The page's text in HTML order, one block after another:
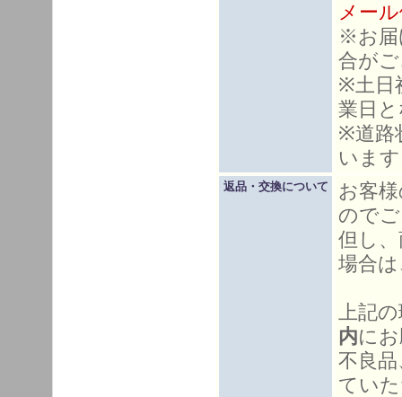
メー
※お届
合が
※土日
業日
※道路
いま
返品・交換について
お客
ので
但し
場合
上記
内に
不良
てい